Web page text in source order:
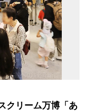
クリーム万博「あ